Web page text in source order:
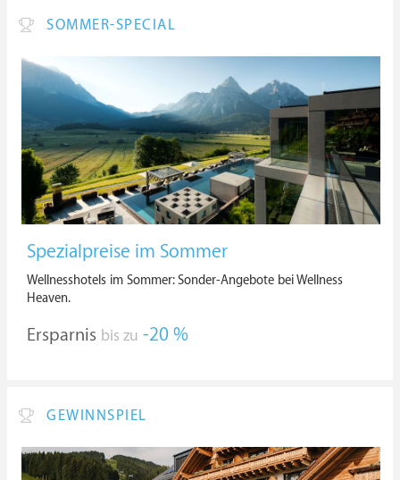
SOMMER-SPECIAL
Spezialpreise im Sommer
Wellnesshotels im Sommer: Sonder-Angebote bei Wellness
Heaven.
Ersparnis bis zu -20 %
GEWINNSPIEL